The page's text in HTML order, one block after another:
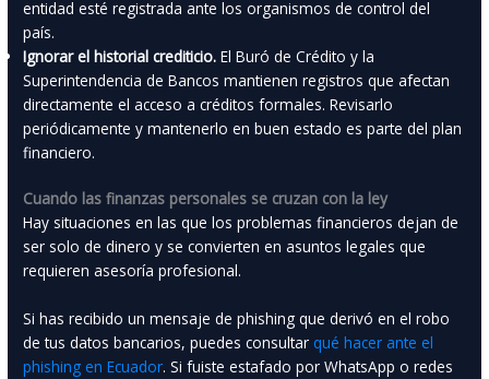
entidad esté registrada ante los organismos de control del
país.
Ignorar el historial crediticio. El Buró de Crédito y la
Superintendencia de Bancos mantienen registros que afectan
directamente el acceso a créditos formales. Revisarlo
periódicamente y mantenerlo en buen estado es parte del plan
financiero.
Cuando las finanzas personales se cruzan con la ley
Hay situaciones en las que los problemas financieros dejan de
ser solo de dinero y se convierten en asuntos legales que
requieren asesoría profesional.
Si has recibido un mensaje de phishing que derivó en el robo
de tus datos bancarios, puedes consultarqué hacer ante el
phishing en Ecuador. Si fuiste estafado por WhatsApp o redes